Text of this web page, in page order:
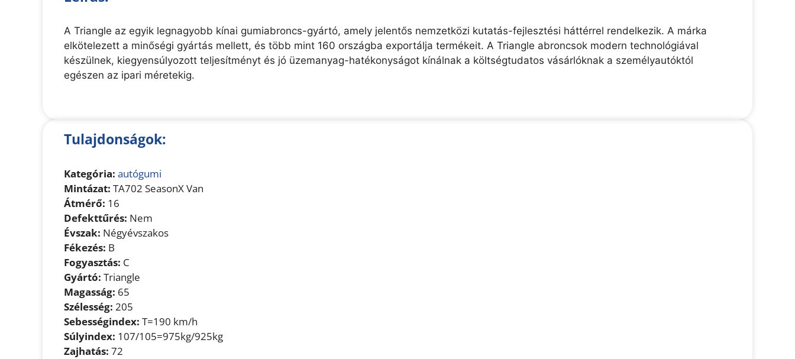
A Triangle az egyik legnagyobb kínai gumiabroncs-gyártó, amely jelentős nemzetközi kutatás-fejlesztési háttérrel rendelkezik. A márka
elkötelezett a minőségi gyártás mellett, és több mint 160 országba exportálja termékeit. A Triangle abroncsok modern technológiával
készülnek, kiegyensúlyozott teljesítményt és jó üzemanyag-hatékonyságot kínálnak a költségtudatos vásárlóknak a személyautóktól
egészen az ipari méretekig.
Tulajdonságok:
Kategória: autógumi
Mintázat: TA702 SeasonX Van
Átmérő: 16
Defekttűrés: Nem
Évszak: Négyévszakos
Fékezés: B
Fogyasztás: C
Gyártó: Triangle
Magasság: 65
Szélesség: 205
Sebességindex: T=190 km/h
Súlyindex: 107/105=975kg/925kg
Zajhatás: 72